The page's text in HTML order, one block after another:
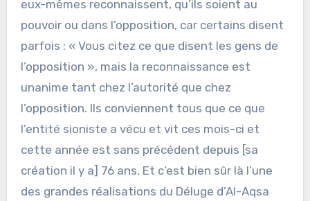
eux-mêmes reconnaissent, qu’ils soient au
pouvoir ou dans l’opposition, car certains disent
parfois : « Vous citez ce que disent les gens de
l’opposition », mais la reconnaissance est
unanime tant chez l’autorité que chez
l’opposition. Ils conviennent tous que ce que
l’entité sioniste a vécu et vit ces mois-ci et
cette année est sans précédent depuis [sa
création il y a] 76 ans. Et c’est bien sûr là l’une
des grandes réalisations du Déluge d’Al-Aqsa